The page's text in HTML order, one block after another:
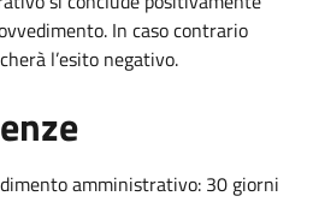
In caso contrario
l’esito negativo.
amministrativo: 30 giorni